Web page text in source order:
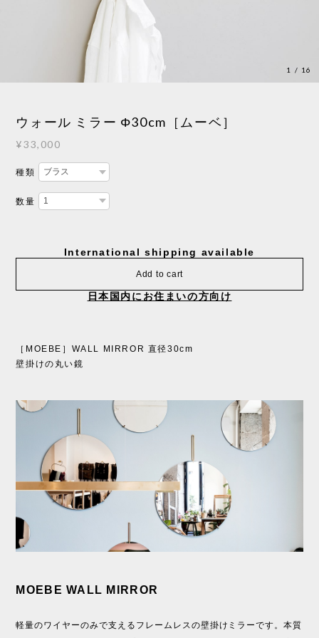
1 / 16
ウォール ミラー Φ30cm［ムーベ］
¥33,000
種類
数量
International shipping available
Add to cart
日本国内にお住まいの方向け
［MOEBE］WALL MIRROR 直径30cm
壁掛けの丸い鏡
MOEBE WALL MIRROR
軽量のワイヤーのみで支えるフレームレスの壁掛けミラーです。本質